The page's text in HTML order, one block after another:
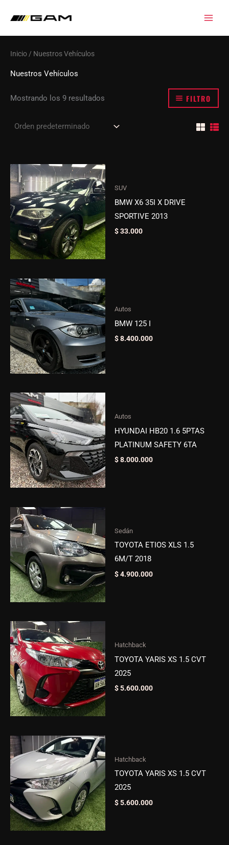
contenido
Inicio / Nuestros Vehículos
Nuestros Vehículos
Mostrando los 9 resultados FILTRO
SUV
BMW X6 35I X DRIVE
SPORTIVE 2013
$33.000
Autos
BMW 125 I
$8.400.000
Autos
HYUNDAI HB20 1.6 5PTAS
PLATINUM SAFETY 6TA
$8.000.000
Sedán
TOYOTA ETIOS XLS 1.5
6M/T 2018
$4.900.000
Hatchback
TOYOTA YARIS XS 1.5 CVT
2025
$5.600.000
Hatchback
TOYOTA YARIS XS 1.5 CVT
2025
$5.600.000